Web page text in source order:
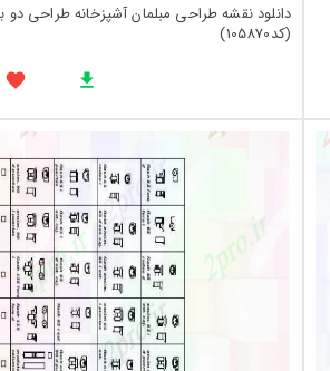
دانلود نقشه طراحی مبلمان آشپزخانه طراحی دو
(کد105870)